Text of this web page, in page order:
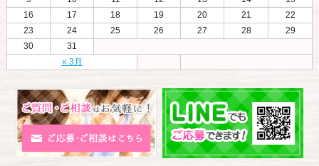
« 3月
16
17 18 19 20 21
22
23
24 25 26 27 28
29
30
31